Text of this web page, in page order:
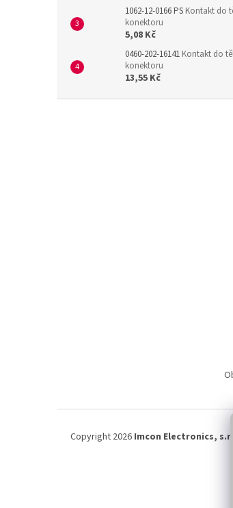
1062-12-0166 PS Kontakt do
konektoru
5,08 Kč
0460-202-16141 Kontakt do
konektoru
13,55 Kč
Copyright 2026 Imcon Electronics,